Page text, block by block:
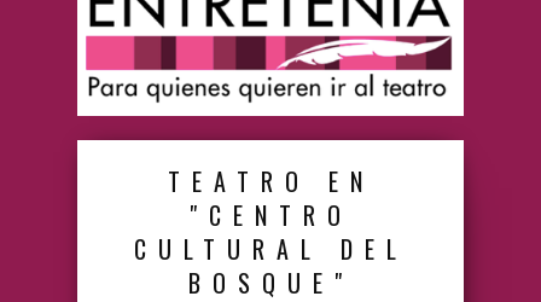
TEATRO EN
"CENTRO
CULTURAL DEL
BOSQUE"